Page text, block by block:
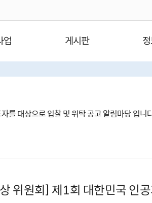
업 게시판
를 대상으로 입찰 및 위탁 공고 알림마당 입니
위원회] 제1회 대한민국 인